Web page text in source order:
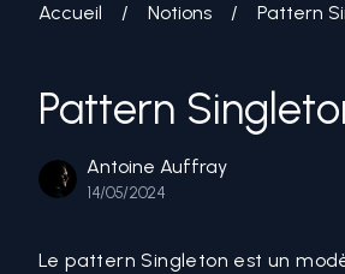
Accueil / Notions / Pattern
Pattern
Antoine Auffray
14/05/2024
Le pattern Singleton est un